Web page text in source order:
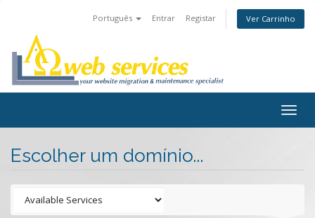
Português Entrar Registar Ver Carrinho
Escolher um domínio...